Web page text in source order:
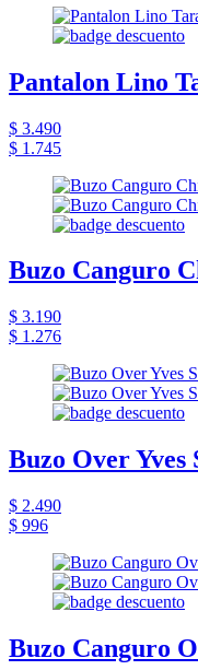
Pantalon Lino
$ 3.490
$ 1.745
Buzo Canguro
$ 3.190
$ 1.276
Buzo Over Yves
$ 2.490
$ 996
Buzo Canguro